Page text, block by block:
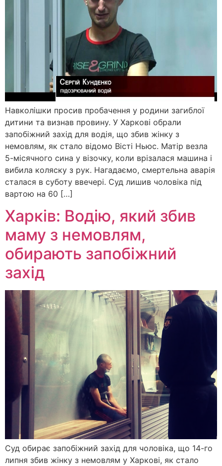
Навколішки просив пробачення у родини загиблої
дитини та визнав провину. У Харкові обрали
запобіжний захід для водія, що збив жінку з
немовлям, як стало відомо Вісті Ньюс. Матір везла
5-місячного сина у візочку, коли врізалася машина і
вибила коляску з рук. Нагадаємо, смертельна аварія
сталася в суботу ввечері. Суд лишив чоловіка під
вартою на 60 […]
Харків: Водію, який збив
маму з немовлям,
обирають запобіжний
захід
Суд обирає запобіжний захід для чоловіка, що 14-го
липня збив жінку з немовлям у Харкові, як стало